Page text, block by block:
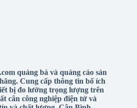
quảng bá và quảng cáo sản
bị đo lường trọng lượng trên
cân công nghiệp điện tử và
và chất lượng, Cân Bình
công việc sản xuất đến kinh